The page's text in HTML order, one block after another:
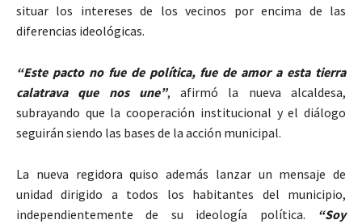
situar los intereses de los vecinos por encima de las
diferencias ideológicas.
“Este pacto no fue de política, fue de amor a esta tierra
calatrava que nos une”, afirmó la nueva alcaldesa,
subrayando que la cooperación institucional y el diálogo
seguirán siendo las bases de la acción municipal.
La nueva regidora quiso además lanzar un mensaje de
unidad dirigido a todos los habitantes del municipio,
independientemente de su ideología política. “Soy